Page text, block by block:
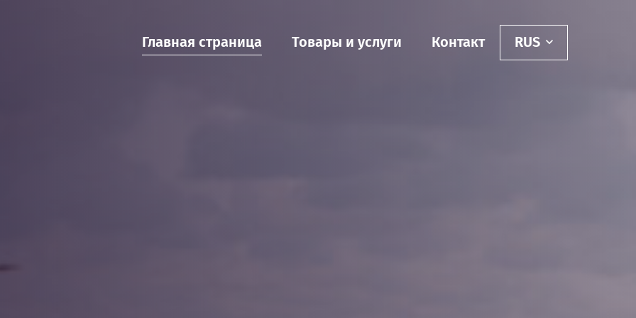
Главная страница Товары и услуги Контакт RUS